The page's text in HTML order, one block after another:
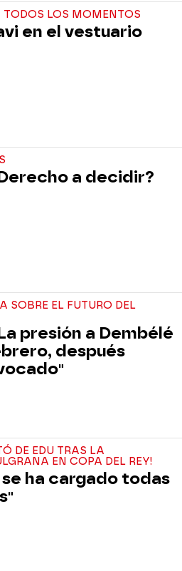
TODOS LOS MOMENTOS
en el vestuario
a decidir?
SOBRE EL FUTURO DEL
presión a Dembélé
después
DE EDU TRAS LA
EN COPA DEL REY!
se ha cargado todas